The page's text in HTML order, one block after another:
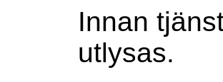
Innan
utlysas.